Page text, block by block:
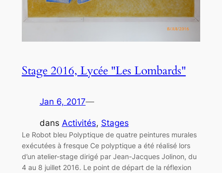
Stage 2016, Lycée "Les Lombards"
Jan 6, 2017—
dans Activités, Stages
Le Robot bleu Polyptique de quatre peintures murales
exécutées à fresque Ce polyptique a été réalisé lors
d’un atelier-stage dirigé par Jean-Jacques Jolinon, du
4 au 8 juillet 2016. Le point de départ de la réflexion